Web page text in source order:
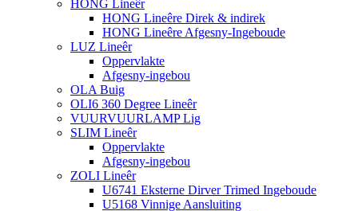
HONG Lineêr
HONG Lineêre Direk & indirek
HONG Lineêre Afgesny-Ingeboude
LUZ Lineêr
Oppervlakte
Afgesny-ingebou
OLA Buig
OLI6 360 Degree Lineêr
VUURVUURLAMP Lig
SLIM Lineêr
Oppervlakte
Afgesny-ingebou
ZOLI Lineêr
U6741 Eksterne Dirver Trimed Ingeboude
U5168 Vinnige Aansluiting